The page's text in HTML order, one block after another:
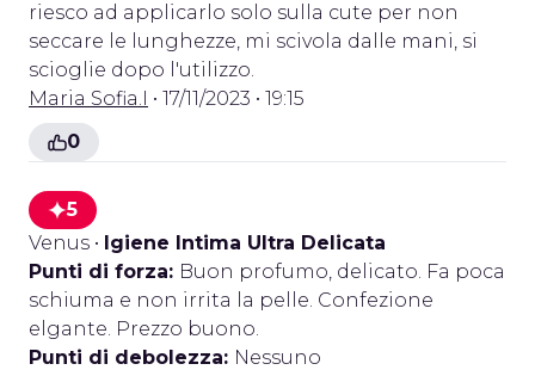
riesco ad applicarlo solo sulla cute per non
seccare le lunghezze, mi scivola dalle mani, si
scioglie dopo l'utilizzo.
Maria Sofia.I • 17/11/2023 • 19:15
0
5
Venus • Igiene Intima Ultra Delicata
Punti di forza: Buon profumo, delicato. Fa poca
schiuma e non irrita la pelle. Confezione
elgante. Prezzo buono.
Punti di debolezza: Nessuno